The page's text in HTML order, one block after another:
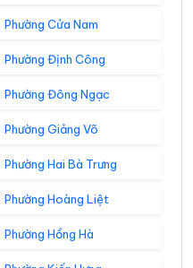
Phường Cửa Nam
Phường Định Công
Phường Đông Ngạc
Phường Giảng Võ
Phường Hai Bà Trưng
Phường Hoàng Liệt
Phường Hồng Hà